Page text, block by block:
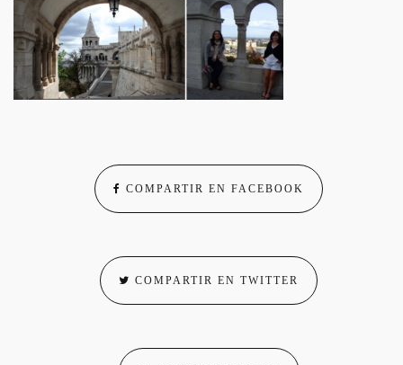
COMPARTIR EN FACEBOOK
COMPARTIR EN TWITTER